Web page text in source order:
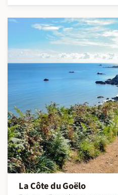
La Côte du Goëlo